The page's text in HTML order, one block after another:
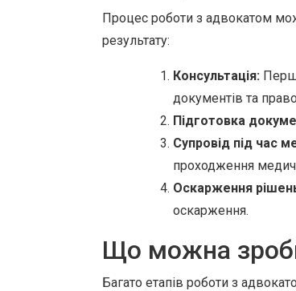
Процес роботи з адвокатом
результату:
Консультація:
документів та
Підготовка
Супровід під час
проходження
Оскарження
оскарження.
Що можна
Багато етапів роботи з